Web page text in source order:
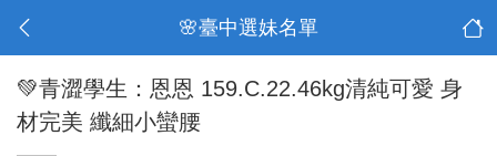
🌸臺中選妹名單
💚青澀學生：恩恩 159.C.22.46kg清純可愛 身
材完美 纖細小蠻腰